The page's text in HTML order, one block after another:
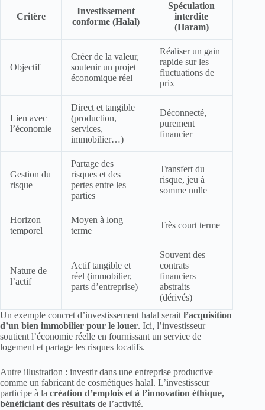
Critère
Investissement
conforme (Halal)
Spéculation
interdite
(Haram)
Objectif
Créer de la valeur,
soutenir un projet
économique réel
Réaliser un gain
rapide sur les
fluctuations de
prix
Lien avec
l’économie
Direct et tangible
(production,
services,
immobilier…)
Déconnecté,
purement
financier
Gestion du
risque
Partage des
risques et des
pertes entre les
parties
Transfert du
risque, jeu à
somme nulle
Horizon
temporel
Moyen à long
terme
Très court terme
Nature de
l’actif
Actif tangible et
réel (immobilier,
parts d’entreprise)
Souvent des
contrats
financiers
abstraits
(dérivés)
Un exemple concret d’investissement halal serait l’acquisition
d’un bien immobilier pour le louer. Ici, l’investisseur
soutient l’économie réelle en fournissant un service de
logement et partage les risques locatifs.
Autre illustration : investir dans une entreprise productive
comme un fabricant de cosmétiques halal. L’investisseur
participe à la création d’emplois et à l’innovation éthique,
bénéficiant des résultats de l’activité.